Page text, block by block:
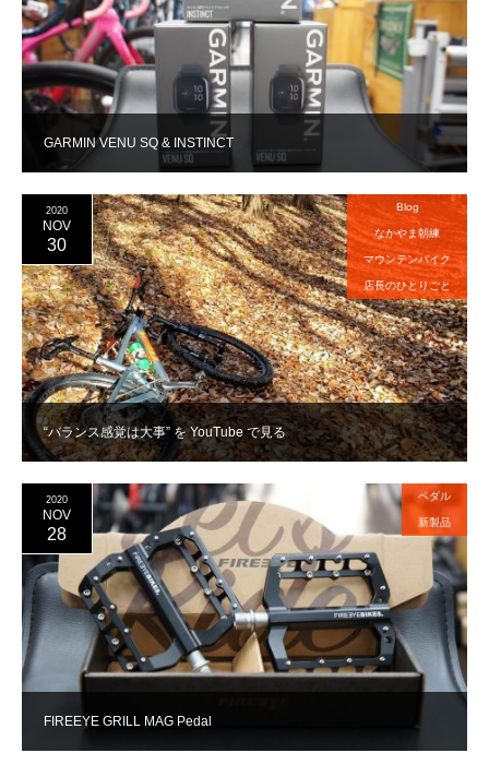
GARMIN VENU SQ & INSTINCT
“バランス感覚は大事” を YouTube で見る
2020
NOV
30
Blog
なかやま朝練
マウンテンバイク
店長のひとりごと
FIREEYE GRILL MAG Pedal
2020
NOV
28
ペダル
新製品